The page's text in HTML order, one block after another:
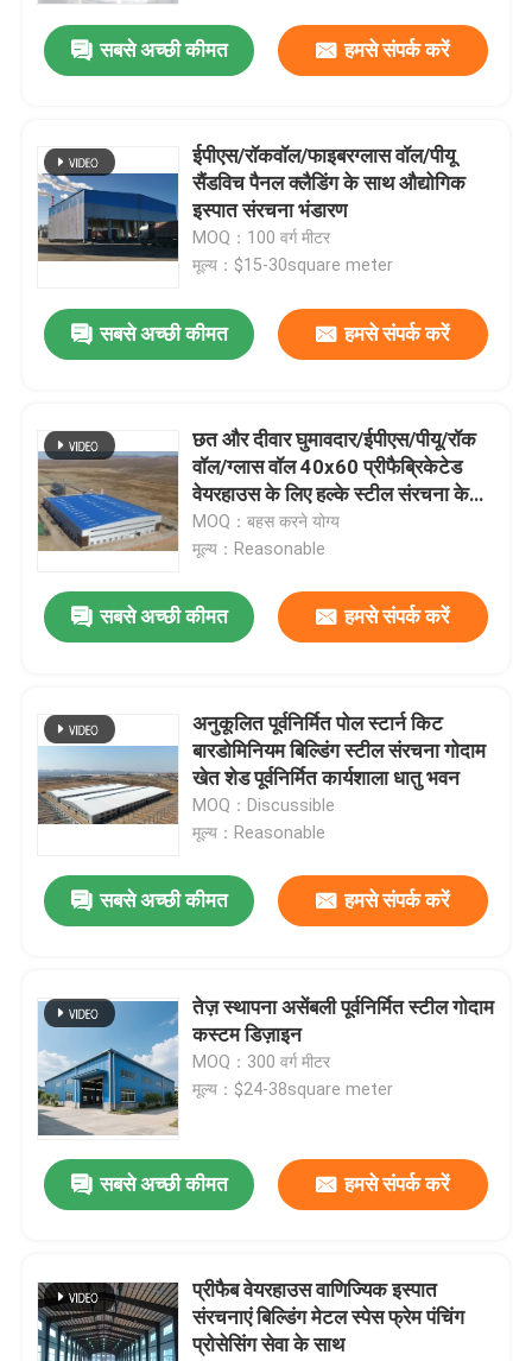
घर
सबसे अच्छी कीमत हमसे संपर्क करें
ईपीएस/रॉकवॉल/फाइबरग्लास वॉल/पीयू
सैंडविच पैनल क्लैडिंग के साथ औद्योगिक
इस्पात संरचना भंडारण
MOQ：100 वर्ग मीटर
मूल्य：$15-30square meter
सबसे अच्छी कीमत हमसे संपर्क करें
छत और दीवार घुमावदार/ईपीएस/पीयू/रॉक
वॉल/ग्लास वॉल 40x60 प्रीफैब्रिकेटेड
वेयरहाउस के लिए हल्के स्टील संरचना के
साथ स्टील बिल्डिंग
MOQ：बहस करने योग्य
मूल्य：Reasonable
सबसे अच्छी कीमत हमसे संपर्क करें
अनुकूलित पूर्वनिर्मित पोल स्टार्न किट
बारडोमिनियम बिल्डिंग स्टील संरचना गोदाम
खेत शेड पूर्वनिर्मित कार्यशाला धातु भवन
MOQ：Discussible
मूल्य：Reasonable
सबसे अच्छी कीमत हमसे संपर्क करें
तेज़ स्थापना असेंबली पूर्वनिर्मित स्टील गोदाम
कस्टम डिज़ाइन
MOQ：300 वर्ग मीटर
मूल्य：$24-38square meter
सबसे अच्छी कीमत हमसे संपर्क करें
प्रीफैब वेयरहाउस वाणिज्यिक इस्पात
संरचनाएं बिल्डिंग मेटल स्पेस फ्रेम पंचिंग
प्रोसेसिंग सेवा के साथ